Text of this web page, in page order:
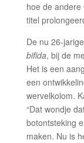
hoe de
titel
De nu 26-
bifida, bij de
Het is een
een
wervelkolom.
“Dat wondje
botontsteking
maken. Nu is